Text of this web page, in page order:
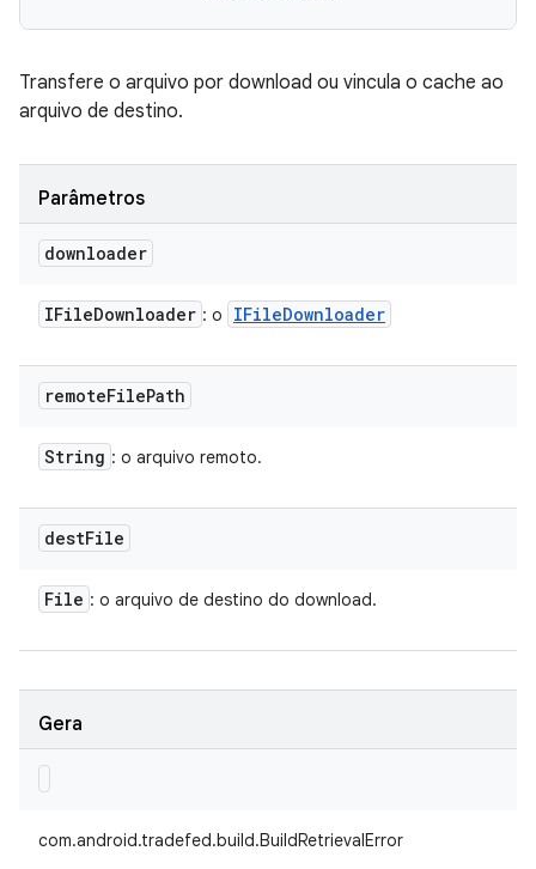
Transfere o arquivo por download ou vincula o cache ao
arquivo de destino.
Parâmetros
downloader
IFileDownloader : o IFileDownloader
remoteFilePath
String : o arquivo remoto.
destFile
File : o arquivo de destino do download.
Gera
com.android.tradefed.build.BuildRetrievalError